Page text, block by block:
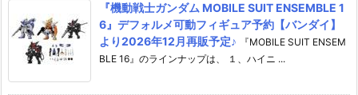
『機動戦士ガンダム MOBILE SUIT ENSEMBLE 1
6』デフォルメ可動フィギュア予約【バンダイ】
より2026年12月再販予定♪
『MOBILE SUIT ENSEM
BLE 16』のラインナップは、 １、ハイニ ...